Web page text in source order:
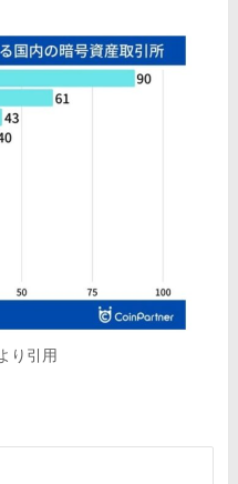
り引用